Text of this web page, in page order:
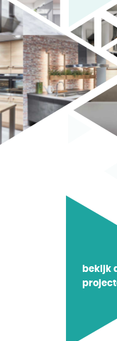
bekijk